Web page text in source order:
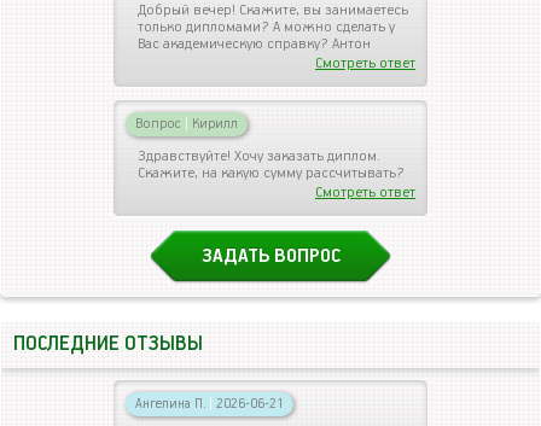
Добрый вечер! Скажите, вы занимаетесь
только дипломами? А можно сделать у
Вас академическую справку? Антон
Смотреть ответ
Вопрос | Кирилл
Здравствуйте! Хочу заказать диплом.
Скажите, на какую сумму рассчитывать?
Смотреть ответ
ЗАДАТЬ ВОПРОС
ПОСЛЕДНИЕ ОТЗЫВЫ
Ангелина П. | 2026-06-21